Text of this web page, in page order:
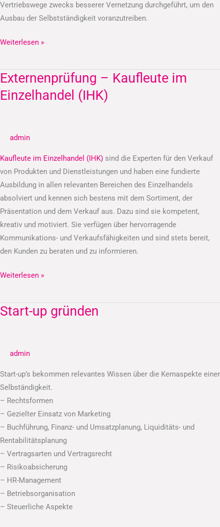
Vertriebswege zwecks besserer Vernetzung durchgeführt, um den
Ausbau der Selbstständigkeit voranzutreiben.
Weiterlesen »
Externenprüfung – Kaufleute im
Einzelhandel (IHK)
admin
Kaufleute im Einzelhandel (IHK) sind die Experten für den Verkauf
von Produkten und Dienstleistungen und haben eine fundierte
Ausbildung in allen relevanten Bereichen des Einzelhandels
absolviert und kennen sich bestens mit dem Sortiment, der
Präsentation und dem Verkauf aus. Dazu sind sie kompetent,
kreativ und motiviert. Sie verfügen über hervorragende
Kommunikations- und Verkaufsfähigkeiten und sind stets bereit,
den Kunden zu beraten und zu informieren.
Externenprüfung
–
Kaufleute
(IHK)
Weiterlesen »
Start-up gründen
admin
Start-up’s bekommen relevantes Wissen über die Kernaspekte einer
Selbständigkeit.
– Rechtsformen
– Gezielter Einsatz von Marketing
– Buchführung, Finanz- und Umsatzplanung, Liquiditäts- und
Rentabilitätsplanung
– Vertragsarten und Vertragsrecht
– Risikoabsicherung
– HR-Management
– Betriebsorganisation
– Steuerliche Aspekte
Start-